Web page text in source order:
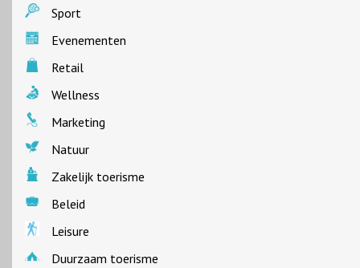
Sport
Evenementen
Retail
Wellness
Marketing
Natuur
Zakelijk toerisme
Beleid
Leisure
Duurzaam toerisme